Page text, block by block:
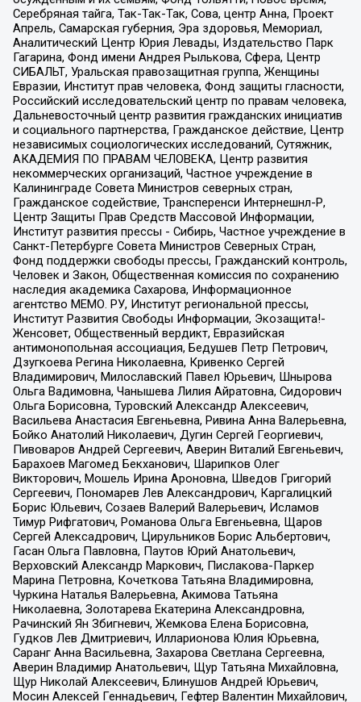
Серебряная тайга, Так-Так-Так, Сова, центр Анна, Проект
Апрель, Самарская губерния, Эра здоровья, Мемориал,
Аналитический Центр Юрия Левады, Издательство Парк
Гагарина, Фонд имени Андрея Рылькова, Сфера, Центр
СИБАЛЬТ, Уральская правозащитная группа, Женщины
Евразии, Институт прав человека, Фонд защиты гласности,
Российский исследовательский центр по правам человека,
Дальневосточный центр развития гражданских инициатив
и социального партнерства, Гражданское действие, Центр
независимых социологических исследований, Сутяжник,
АКАДЕМИЯ ПО ПРАВАМ ЧЕЛОВЕКА, Центр развития
некоммерческих организаций, Частное учреждение в
Калининграде Совета Министров северных стран,
Гражданское содействие, Трансперенси Интернешнл-Р,
Центр Защиты Прав Средств Массовой Информации,
Институт развития прессы - Сибирь, Частное учреждение в
Санкт-Петербурге Совета Министров Северных Стран,
Фонд поддержки свободы прессы, Гражданский контроль,
Человек и Закон, Общественная комиссия по сохранению
наследия академика Сахарова, Информационное
агентство МЕМО. РУ, Институт региональной прессы,
Институт Развития Свободы Информации, Экозащита!-
Женсовет, Общественный вердикт, Евразийская
антимонопольная ассоциация, Бедушев Петр Петрович,
Дзугкоева Регина Николаевна, Кривенко Сергей
Владимирович, Милославский Павел Юрьевич, Шнырова
Ольга Вадимовна, Чанышева Лилия Айратовна, Сидорович
Ольга Борисовна, Туровский Александр Алексеевич,
Васильева Анастасия Евгеньевна, Ривина Анна Валерьевна,
Бойко Анатолий Николаевич, Дугин Сергей Георгиевич,
Пивоваров Андрей Сергеевич, Аверин Виталий Евгеньевич,
Барахоев Магомед Бекханович, Шарипков Олег
Викторович, Мошель Ирина Ароновна, Шведов Григорий
Сергеевич, Пономарев Лев Александрович, Каргалицкий
Борис Юльевич, Созаев Валерий Валерьевич, Исламов
Тимур Рифгатович, Романова Ольга Евгеньевна, Щаров
Сергей Алексадрович, Цирульников Борис Альбертович,
Гасан Ольга Павловна, Паутов Юрий Анатольевич,
Верховский Александр Маркович, Пислакова-Паркер
Марина Петровна, Кочеткова Татьяна Владимировна,
Чуркина Наталья Валерьевна, Акимова Татьяна
Николаевна, Золотарева Екатерина Александровна,
Рачинский Ян Збигневич, Жемкова Елена Борисовна,
Гудков Лев Дмитриевич, Илларионова Юлия Юрьевна,
Саранг Анна Васильевна, Захарова Светлана Сергеевна,
Аверин Владимир Анатольевич, Щур Татьяна Михайловна,
Щур Николай Алексеевич, Блинушов Андрей Юрьевич,
Мосин Алексей Геннадьевич, Гефтер Валентин Михайлович,